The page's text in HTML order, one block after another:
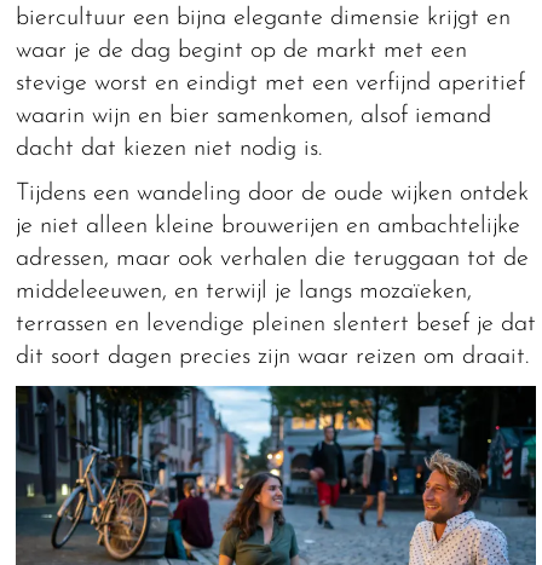
biercultuur een bijna elegante dimensie krijgt en
waar je de dag begint op de markt met een
stevige worst en eindigt met een verfijnd aperitief
waarin wijn en bier samenkomen, alsof iemand
dacht dat kiezen niet nodig is.
Tijdens een wandeling door de oude wijken ontdek
je niet alleen kleine brouwerijen en ambachtelijke
adressen, maar ook verhalen die teruggaan tot de
middeleeuwen, en terwijl je langs mozaïeken,
terrassen en levendige pleinen slentert besef je dat
dit soort dagen precies zijn waar reizen om draait.